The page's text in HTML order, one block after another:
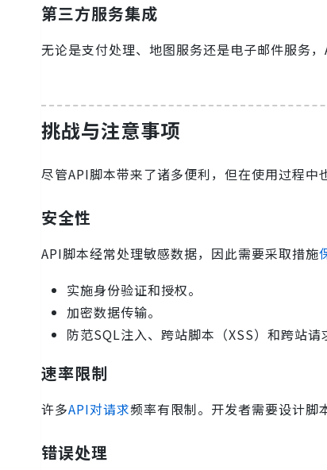
第三方服务集成
无论是支付处理、地图服务还是电子邮件服务
挑战与注意事项
尽管API脚本带来了诸多便利，但在使用过程中
安全性
API脚本经常处理敏感数据，因此需要采取措施
实施身份验证和授权。
加密数据传输。
防范SQL注入、跨站脚本（XSS）和跨站请
速率限制
许多API对请求频率有限制。开发者需要设计脚
错误处理